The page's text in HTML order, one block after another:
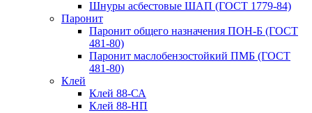
Шнуры асбестовые ШАП (ГОСТ 1779-84)
Паронит
Паронит общего назначения ПОН-Б (ГОСТ
481-80)
Паронит маслобензостойкий ПМБ (ГОСТ
481-80)
Клей
Клей 88-СА
Клей 88-НП